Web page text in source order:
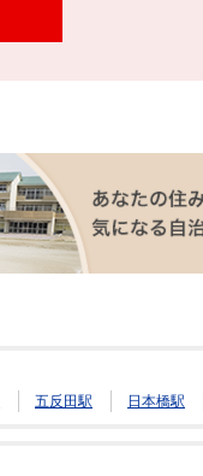
五反田駅 日本橋駅